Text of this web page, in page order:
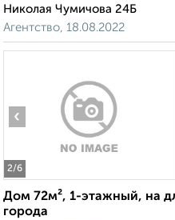
Николая Чумичова 24Б
Агентство, 18.08.2022
2/6
‹
Дом 72м², 1-этажный, на
города